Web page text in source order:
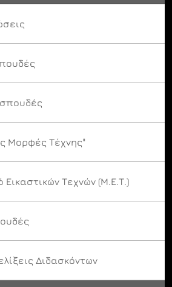
Μορφές Τέχνης"
Τεχνών (Μ.Ε.Τ.)
Διδασκόντων